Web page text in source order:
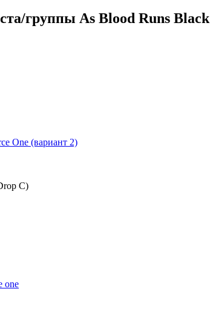
группы As Blood Runs
One (вариант 2)
C)
one